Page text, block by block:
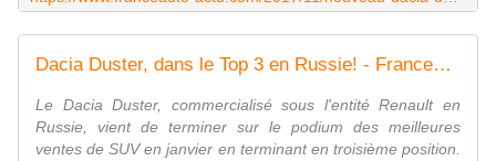
Dacia Duster, dans le Top 3 en Russie! - FranceAuto-actu - actualité automobile régionale et internationale
Le Dacia Duster, commercialisé sous l'entité Renault en
Russie, vient de terminer sur le podium des meilleures
ventes de SUV en janvier en terminant en troisième position.